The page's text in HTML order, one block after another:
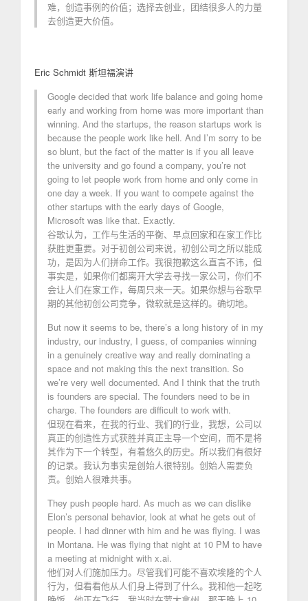
难，创造事例的价值；选择去创业，团结很多人的力量
去创造更大价值。
Eric Schmidt 斯坦福演讲
Google decided that work life balance and going home
early and working from home was more important than
winning. And the startups, the reason startups work is
because the people work like hell. And I’m sorry to be
so blunt, but the fact of the matter is if you all leave
the university and go found a company, you’re not
going to let people work from home and only come in
one day a week. If you want to compete against the
other startups with the early days of Google,
Microsoft was like that. Exactly.
谷歌认为，工作与生活的平衡、早点回家和在家工作比
获胜更重要。对于初创公司来说，初创公司之所以能成
功，是因为人们拼命工作。我很抱歉这么直言不讳，但
事实是，如果你们都离开大学去寻找一家公司，你们不
会让人们在家工作，每周只来一天。如果你想与谷歌早
期的其他初创公司竞争，微软就是这样的。确切地。
But now it seems to be, there’s a long history of in my
industry, our industry, I guess, of companies winning
in a genuinely creative way and really dominating a
space and not making this the next transition. So
we’re very well documented. And I think that the truth
is founders are special. The founders need to be in
charge. The founders are difficult to work with.
但现在看来，在我的行业、我们的行业，我想，公司以
真正的创造性方式获胜并真正主导一个空间，而不是将
其作为下一个转型，有着悠久的历史。所以我们有很好
的记录。我认为事实是创始人很特别。创始人需要负
责。创始人很难共事。
They push people hard. As much as we can dislike
Elon’s personal behavior, look at what he gets out of
people. I had dinner with him and he was flying. I was
in Montana. He was flying that night at 10 PM to have
a meeting at midnight with x.ai.
他们对人们施加压力。尽管我们可能不喜欢埃隆的个人
行为，但看看他从人们身上得到了什么。我和他一起吃